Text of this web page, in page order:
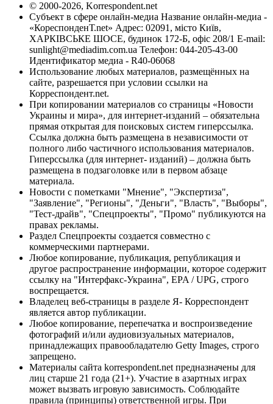
© 2000-2026, Korrespondent.net
Субъект в сфере онлайн-медиа Название онлайн-медиа -
«КореспонденТ.net» Адрес: 02091, місто Київ,
ХАРКІВСЬКЕ ШОСЕ, будинок 172-Б, офіс 208/1 E-mail:
sunlight@mediadim.com.ua Телефон: 044-205-43-00
Идентификатор медиа - R40-06068
Использование любых материалов, размещённых на
сайте, разрешается при условии ссылки на
Корреспондент.net.
При копировании материалов со страницы «Новости
Украины и мира», для интернет-изданий – обязательна
прямая открытая для поисковых систем гиперссылка.
Ссылка должна быть размещена в независимости от
полного либо частичного использования материалов.
Гиперссылка (для интернет- изданий) – должна быть
размещена в подзаголовке или в первом абзаце
материала.
Новости с пометками "Мнение", "Экспертиза",
"Заявление", "Регионы", "Деньги", "Власть", "Выборы",
"Тест-драйв", "Спецпроекты", "Промо" публикуются на
правах рекламы.
Раздел Спецпроекты создается совместно с
коммерческими партнерами.
Любое копирование, публикация, републикация и
другое распространение информации, которое содержит
ссылку на "Интерфакс-Украина", EPA / UPG, строго
воспрещается.
Владелец веб-страницы в разделе Я- Корреспондент
является автор публикации.
Любое копирование, перепечатка и воспроизведение
фотографий и/или аудиовизуальных материалов,
принадлежащих правообладателю Getty Images, строго
запрещено.
Материалы сайта korrespondent.net предназначены для
лиц старше 21 года (21+). Участие в азартных играх
может вызвать игровую зависимость. Соблюдайте
правила (принципы) ответственной игры. При